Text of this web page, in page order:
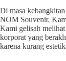
Di masa
NOM Souvenir.
Kami gelisah
korporat yang
karena kurang